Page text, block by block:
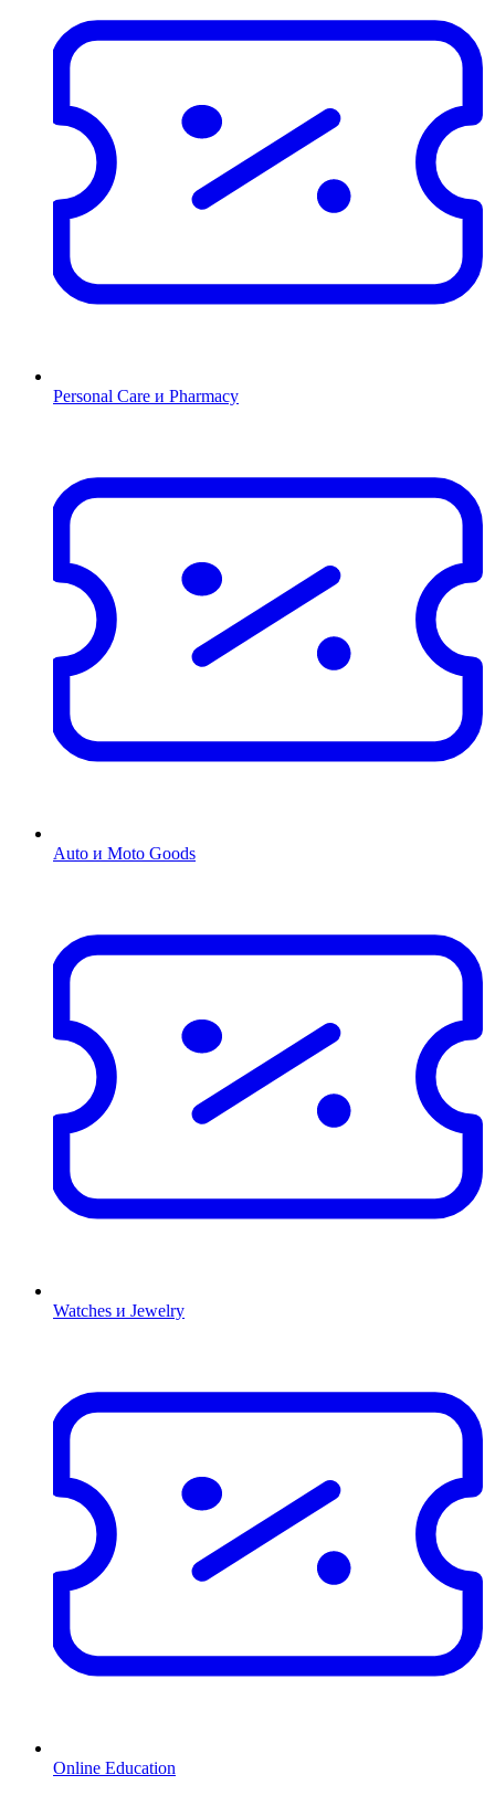
Personal Care и Pharmacy
Auto и Moto Goods
Watches и Jewelry
Online Education